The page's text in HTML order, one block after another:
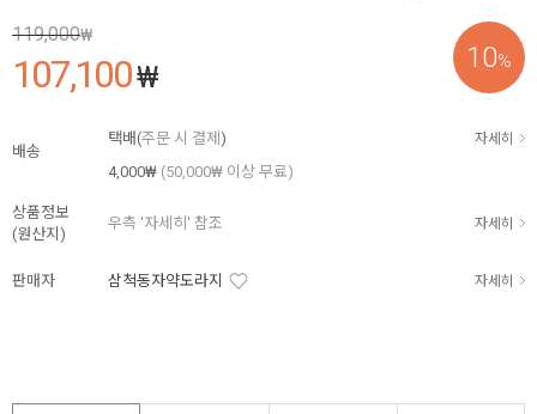
10%
119,000₩
107,100₩
배송
택배(주문 시 결제 ) 자세히
4,000₩ (50,000₩ 이상 무료)
상품정보
(원산지)
우측 '자세히' 참조 자세히
판매자 삼척동자약도라지 자세히